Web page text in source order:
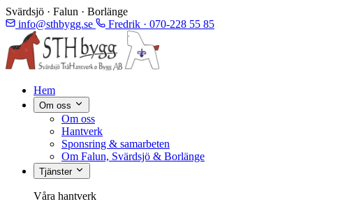
Svärdsjö · Falun · Borlänge
info@sthbygg.se
Fredrik · 070-228 55 85
Hem
Om oss
Om oss
Hantverk
Sponsring & samarbeten
Om Falun, Svärdsjö & Borlänge
Tjänster
Våra hantverk